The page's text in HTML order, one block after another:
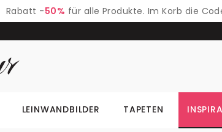
Rabatt -50% für alle Produkte. Im Korb die
LEINWANDBILDER TAPETEN